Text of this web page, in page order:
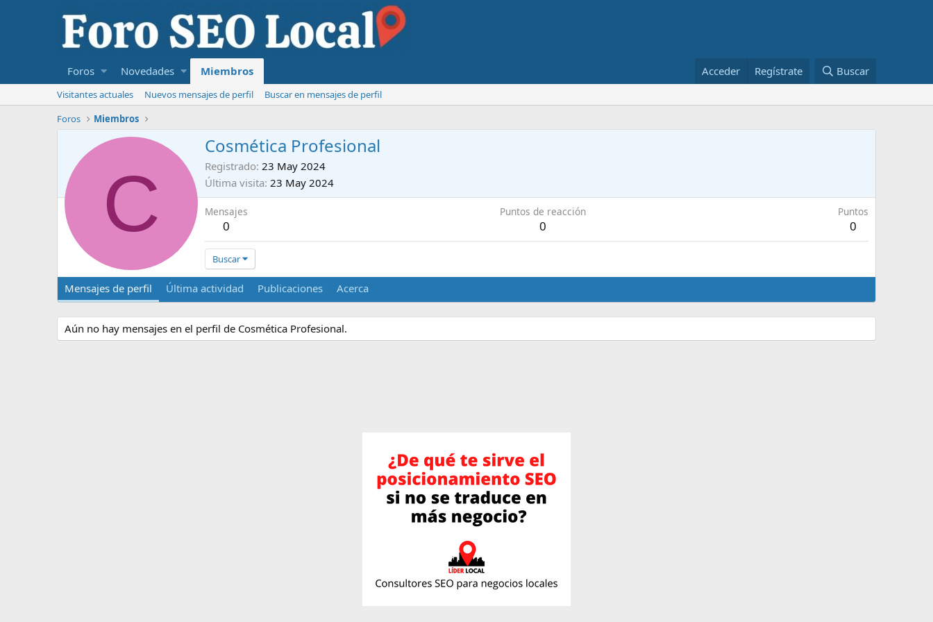
Foros Novedades Miembros Acceder Regístrate Buscar
Visitantes actuales Nuevos mensajes de perfil
Buscar en mensajes de perfil
Foros
Miembros
C
Cosmética Profesional
Registrado 23 May 2024
Última visita 23 May 2024
Mensajes
0
Puntos de reacción
0
Puntos
0
Buscar
Mensajes de perfil Última actividad Publicaciones Acerca
Aún no hay mensajes en el perfil de Cosmética Profesional.